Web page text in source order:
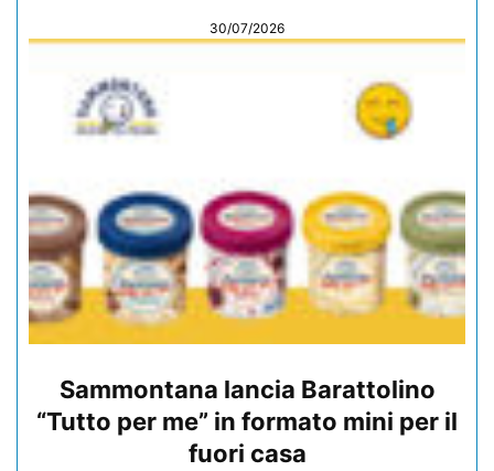
30/07/2026
Sammontana lancia Barattolino
“Tutto per me” in formato mini per il
fuori casa